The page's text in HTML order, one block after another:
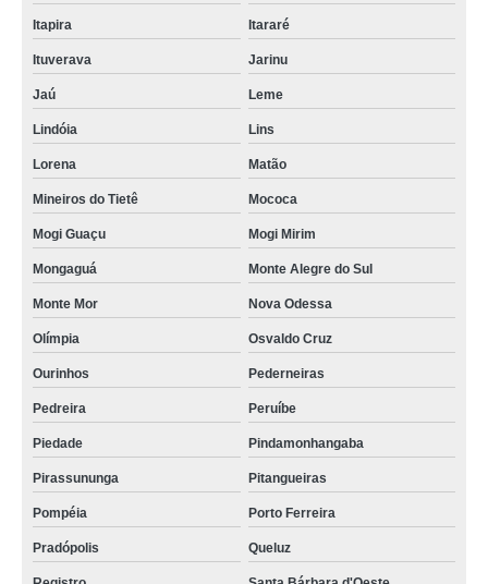
Itapira Itararé
Ituverava Jarinu
Jaú Leme
Lindóia Lins
Lorena Matão
Mineiros do Tietê Mococa
Mogi Guaçu Mogi Mirim
Mongaguá Monte Alegre do Sul
Monte Mor Nova Odessa
Olímpia Osvaldo Cruz
Ourinhos Pederneiras
Pedreira Peruíbe
Piedade Pindamonhangaba
Pirassununga Pitangueiras
Pompéia Porto Ferreira
Pradópolis Queluz